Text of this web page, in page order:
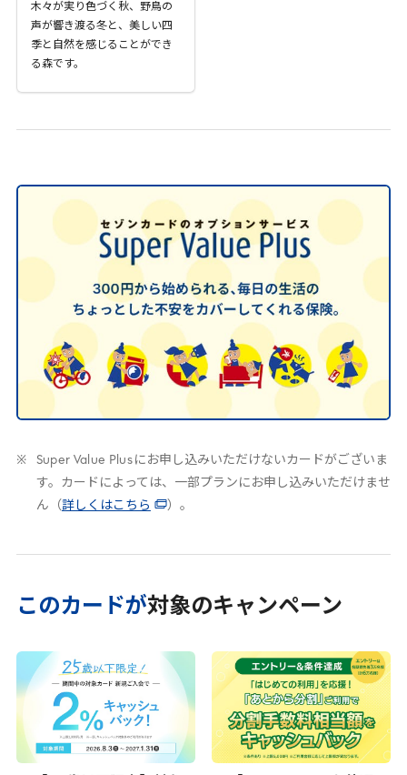
木々が実り色づく秋、野鳥の
声が響き渡る冬と、美しい四
季と自然を感じることができ
る森です。
Super Value Plus にお申し込みいただけないカードがございま
す。カードによっては、一部プランにお申し込みいただけませ
ん（詳しくはこちら ）。
このカードが対象のキャンペーン